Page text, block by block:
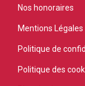
Nos honoraires
Mentions Légales
Politique de
Politique des